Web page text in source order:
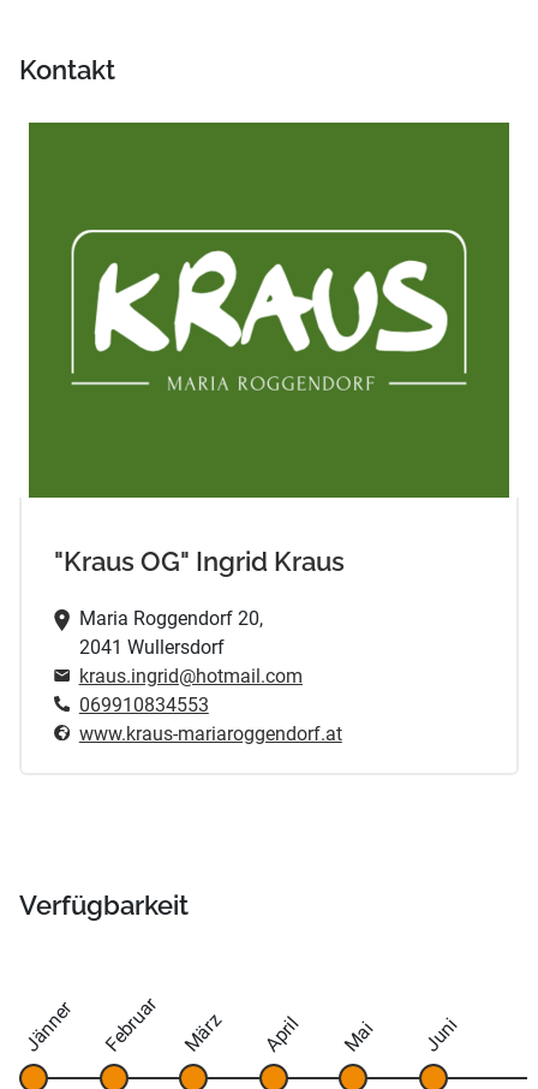
Kontakt
"Kraus OG" Ingrid Kraus
Maria Roggendorf 20,
2041 Wullersdorf
kraus.ingrid@hotmail.com
069910834553
www.kraus-mariaroggendorf.at
Verfügbarkeit
Jänner Februar März April Mai Juni